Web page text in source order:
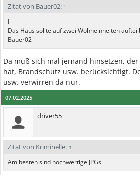
Zitat von Bauer02: ↑
I
Das Haus sollte auf zwei Wohneinheiten
Bauer02
Da muß sich mal jemand hinsetzen,
hat, Brandschutz usw. berücksichtigt.
usw. verwirren da nur.
07.02.2025
driver55
Zitat von Kriminelle: ↑
Am besten sind hochwertige JPGs.